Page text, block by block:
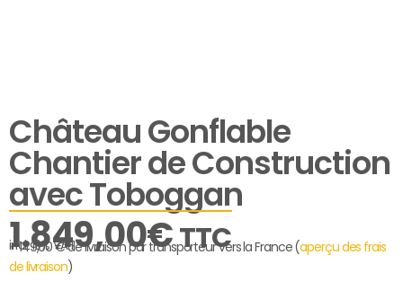
Château Gonflable
Chantier de Construction
avec Toboggan
1.849,00€TTC
incl. 19% VAT
+ 149,00 € de livraison par transporteur vers la France (aperçu des frais
de livraison)